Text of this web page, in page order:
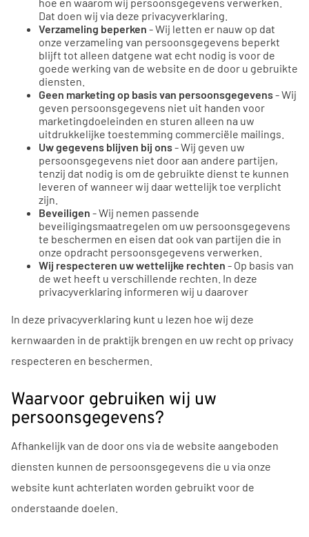
hoe en waarom wij persoonsgegevens verwerken.
Dat doen wij via deze privacyverklaring.
Verzameling beperken - Wij letten er nauw op dat
onze verzameling van persoonsgegevens beperkt
blijft tot alleen datgene wat echt nodig is voor de
goede werking van de website en de door u gebruikte
diensten.
Geen marketing op basis van persoonsgegevens- Wij
geven persoonsgegevens niet uit handen voor
marketingdoeleinden en sturen alleen na uw
uitdrukkelijke toestemming commerciële mailings.
Uw gegevens blijven bij ons- Wij geven uw
persoonsgegevens niet door aan andere partijen,
tenzij dat nodig is om de gebruikte dienst te kunnen
leveren of wanneer wij daar wettelijk toe verplicht
zijn.
Beveiligen - Wij nemen passende
beveiligingsmaatregelen om uw persoonsgegevens
te beschermen en eisen dat ook van partijen die in
onze opdracht persoonsgegevens verwerken.
Wij respecteren uw wettelijke rechten - Op basis van
de wet heeft u verschillende rechten. In deze
privacyverklaring informeren wij u daarover
In deze privacyverklaring kunt u lezen hoe wij deze
kernwaarden in de praktijk brengen en uw recht op privacy
respecteren en beschermen.
Waarvoor gebruiken wij uw
persoonsgegevens?
Afhankelijk van de door ons via de website aangeboden
diensten kunnen de persoonsgegevens die u via onze
website kunt achterlaten worden gebruikt voor de
onderstaande doelen.